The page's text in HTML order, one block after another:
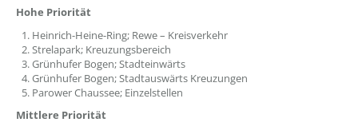
Hohe Priorität
Heinrich-Heine-Ring; Rewe – Kreisverkehr
Strelapark; Kreuzungsbereich
Grünhufer Bogen; Stadteinwärts
Grünhufer Bogen; Stadtauswärts Kreuzungen
Parower Chaussee; Einzelstellen
Mittlere Priorität